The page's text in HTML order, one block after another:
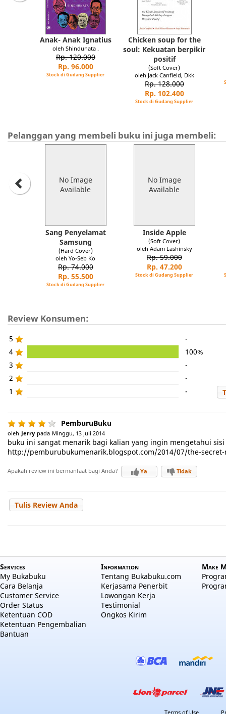
Anak- Anak Ignatius
oleh Shindunata .
Rp. 120.000
Rp. 96.000
Stock di Gudang Supplier
Chicken soup for the
soul: Kekuatan berpikir
positif
(Soft Cover)
oleh Jack Canfield, Dkk
Rp. 128.000
Rp. 102.400
Stock di Gudang Supplier
Pelanggan yang membeli buku ini juga membeli:
No Image
Available
Sang Penyelamat
Samsung
(Hard Cover)
oleh Yo-Seb Ko
Rp. 74.000
Rp. 55.500
Stock di Gudang Supplier
No Image
Available
Inside Apple
(Soft Cover)
oleh Adam Lashinsky
Rp. 59.000
Rp. 47.200
Stock di Gudang Supplier
Review Konsumen:
5
-
4
100%
3
-
2
-
1
-
PemburuBuku
oleh Jerry pada Minggu, 13 Juli 2014
buku ini sangat menarik bagi kalian yang ingin mengetahui
http://pemburubukumenarik.blogspot.com/2014/07/the-
Apakah review ini bermanfaat bagi Anda? Ya Tidak
Tulis Review Anda
Services
My Bukabuku
Cara Belanja
Customer Service
Order Status
Ketentuan COD
Ketentuan Pengembalian
Bantuan
Information
Tentang Bukabuku.com
Kerjasama Penerbit
Lowongan Kerja
Testimonial
Ongkos Kirim
Make
Terms of Use